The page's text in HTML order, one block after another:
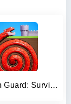
Kingdom Guard: Survival